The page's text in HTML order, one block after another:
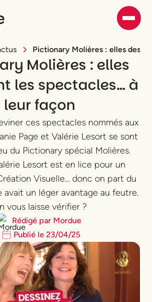
Pictionary Molières : elles
Molières : elles
les spectacles… à
leur façon
ces spectacles nommés aux
Page et Valérie Lesort se sont
du Pictionary spécial Molières.
Lesort est en lice pour un
Visuelle… donc on part du
avait un léger avantage au feutre.
vous laisse vérifier ?
Rédigé par Mordue
Publié le 23/04/25